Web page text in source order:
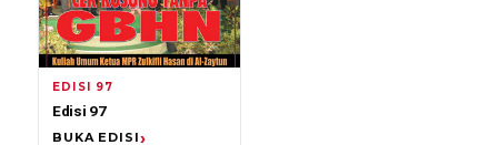
EDISI 97
Edisi 97
BUKA EDISI